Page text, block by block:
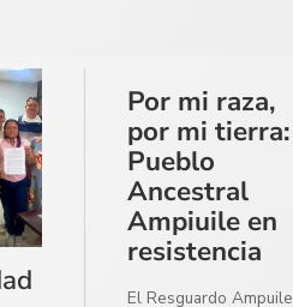
Por mi raza,
por mi tierra:
Pueblo
Ancestral
Ampiuile en
resistencia
El Resguardo Ampuile